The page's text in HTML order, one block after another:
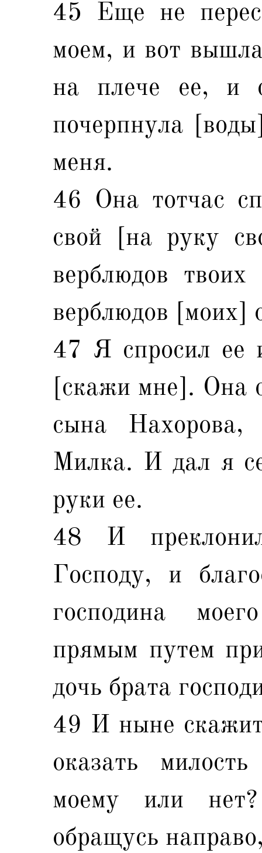
45 Еще не
моем, и вот
на плече ее, и
почерпнула
меня.
46 Она тотчас
свой [на руку
верблюдов
верблюдов [моих]
47 Я спросил ее
[скажи мне]. Она
сына Нахорова,
Милка. И дал я
руки ее.
48 И
Господу, и
господина
прямым путем
дочь брата
49 И ныне
оказать
моему или
обращусь